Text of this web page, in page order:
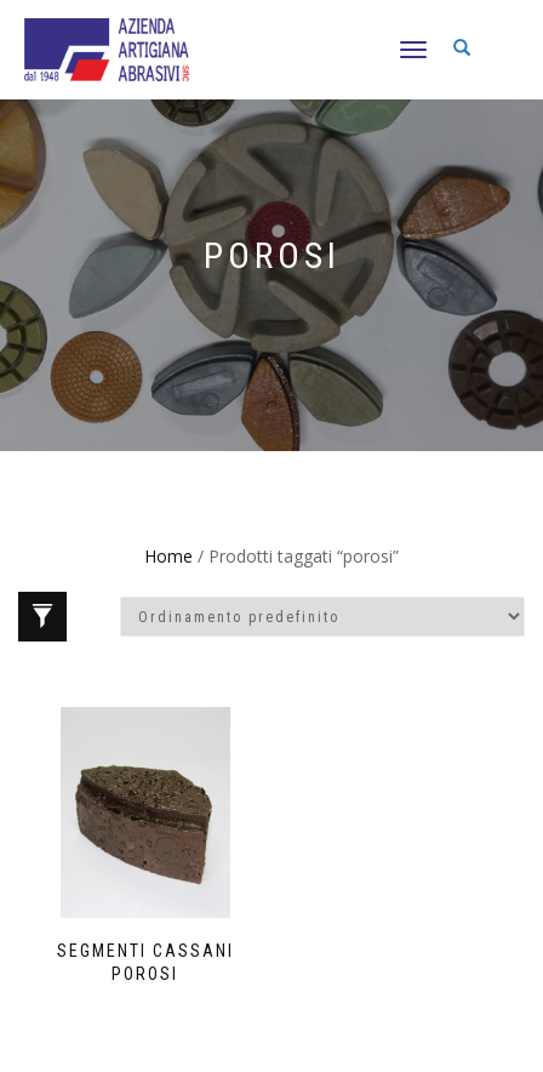
NAVIGAZIONE
POROSI
Home / Prodotti taggati “porosi”
SEGMENTI CASSANI
POROSI